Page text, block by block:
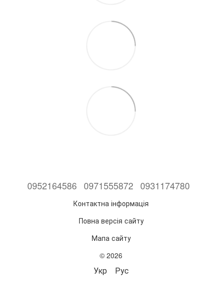
0952164586 0971555872 0931174780
Контактна інформація
Повна версія сайту
Мапа сайту
© 2026
Укр Рус